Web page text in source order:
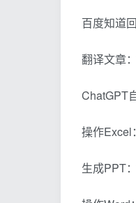
百度知道
翻译文章
ChatGPT
操作Excel
生成PPT